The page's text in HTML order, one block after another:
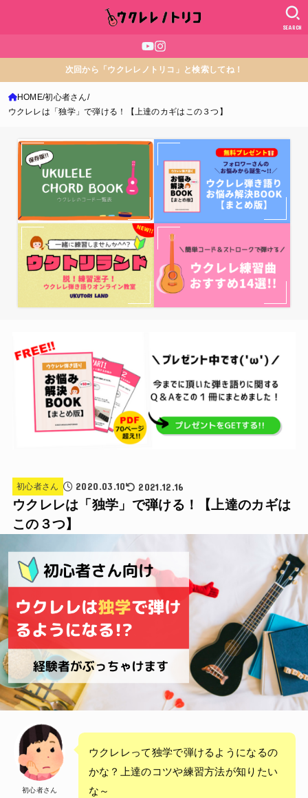
SEARCH
次回から「ウクレレノトリコ」と検索してね！
HOME 初心者さん
ウクレレは「独学」で弾ける！【上達のカギはこの３つ】
初心者さん 2020.03.10 2021.12.16
ウクレレは「独学」で弾ける！【上達のカギは
この３つ】
初心者さん
ウクレレって独学で弾けるようになるの
かな？上達のコツや練習方法が知りたい
な～